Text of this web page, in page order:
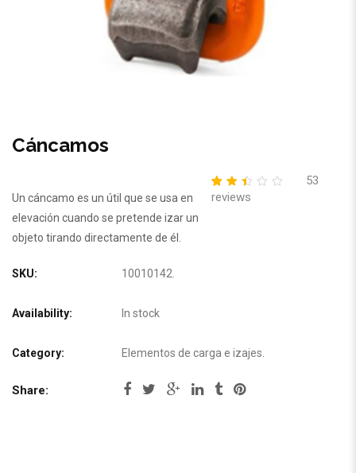
Cáncamos
2.47
5
53
53
reviews
Un cáncamo es un útil que se usa en
elevación cuando se pretende izar un
objeto tirando directamente de él.
SKU: 10010142
Availability: In stock
Category: Elementos de carga e izajes
Share: